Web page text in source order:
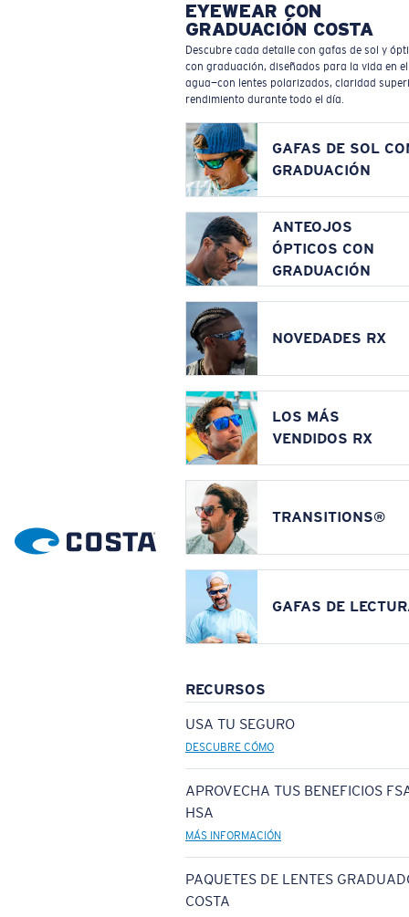
EYEWEAR CON
GRADUACIÓN COSTA
Descubre cada detalle con gafas de sol y
con graduación, diseñados para la vida en el
agua—con lentes polarizados, claridad
rendimiento durante todo el día.
GAFAS DE SOL
GRADUACIÓN
ANTEOJOS
ÓPTICOS CON
GRADUACIÓN
NOVEDADES RX
LOS MÁS
VENDIDOS RX
TRANSITIONS®
GAFAS DE
RECURSOS
USA TU SEGURO
DESCUBRE CÓMO
APROVECHA TUS BENEFICIOS
HSA
MÁS INFORMACIÓN
PAQUETES DE LENTES
COSTA